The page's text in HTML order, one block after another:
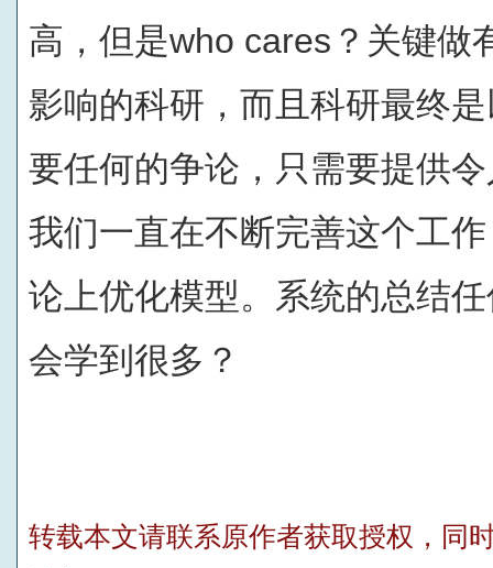
高，但是who cares？关键做
影响的科研，而且科研最终
要任何的争论，只需要提供
我们一直在不断完善这个工
论上优化模型。系统的总结
会学到很多？
转载本文请联系原作者获取授权，同